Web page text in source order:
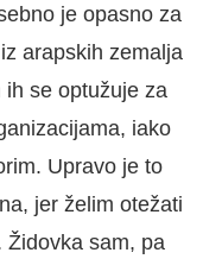
je opasno za
arapskih zemalja
se optužuje za
iako
Upravo je to
jer želim otežati
Židovka sam, pa